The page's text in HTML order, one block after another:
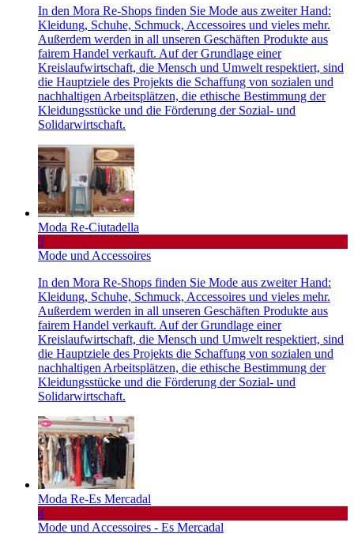
In den Mora Re-Shops finden Sie Mode aus zweiter Hand:
Kleidung, Schuhe, Schmuck, Accessoires und vieles mehr.
Außerdem werden in all unseren Geschäften Produkte aus
fairem Handel verkauft. Auf der Grundlage einer
Kreislaufwirtschaft, die Mensch und Umwelt respektiert, sind
die Hauptziele des Projekts die Schaffung von sozialen und
nachhaltigen Arbeitsplätzen, die ethische Bestimmung der
Kleidungsstücke und die Förderung der Sozial- und
Solidarwirtschaft.
Moda Re-Ciutadella
3
Mode und Accessoires
In den Mora Re-Shops finden Sie Mode aus zweiter Hand:
Kleidung, Schuhe, Schmuck, Accessoires und vieles mehr.
Außerdem werden in all unseren Geschäften Produkte aus
fairem Handel verkauft. Auf der Grundlage einer
Kreislaufwirtschaft, die Mensch und Umwelt respektiert, sind
die Hauptziele des Projekts die Schaffung von sozialen und
nachhaltigen Arbeitsplätzen, die ethische Bestimmung der
Kleidungsstücke und die Förderung der Sozial- und
Solidarwirtschaft.
Moda Re-Es Mercadal
4
Mode und Accessoires - Es Mercadal